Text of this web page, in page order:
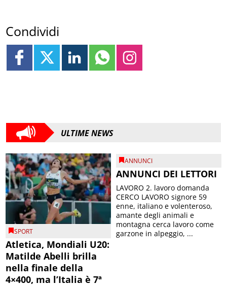
Condividi
ULTIME NEWS
SPORT
Atletica, Mondiali U20:
Matilde Abelli brilla
nella finale della
4×400, ma l’Italia è 7ª
ANNUNCI
ANNUNCI DEI LETTORI
LAVORO 2. lavoro domanda
CERCO LAVORO signore 59
enne, italiano e volenteroso,
amante degli animali e
montagna cerca lavoro come
garzone in alpeggio, ...